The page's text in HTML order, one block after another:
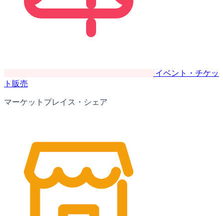
イベント・チケッ
ト販売
マーケットプレイス・シェア